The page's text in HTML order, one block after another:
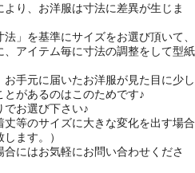
り、お洋服は寸法に差異が生じま
」を基準にサイズをお選び頂いて、
アイテム毎に寸法の調整をして型紙
手元に届いたお洋服が見た目に少し
があるのはこのためです♪
でお選び下さい♪
丈等のサイズに大きな変化を出す場合
ます。）
にはお気軽にお問い合わせくださ